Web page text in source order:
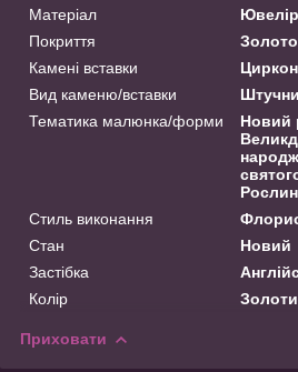
Матеріал
Покриття
Золото
Камені вставки
Циркон
Вид каменю/вставки
Тематика малюнка/форми
Новий
Стиль виконання
Стан
Новий
Застібка
Колір
Приховати